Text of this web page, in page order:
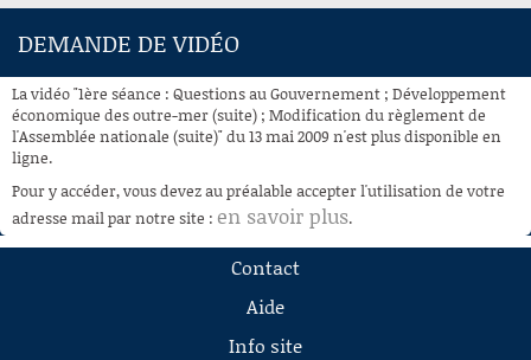
ACCUEIL
À LA DEMANDE
RECHERCHE
AIDE À LA DÉCOUPE
DE VIDÉOS
DEMANDE DE VIDÉO
La vidéo "1ère séance : Questions au Gouvernement ; Développement
économique des outre-mer (suite) ; Modification du règlement de
l'Assemblée nationale (suite)" du 13 mai 2009 n'est plus disponible en
ligne.
Pour y accéder, vous devez au préalable accepter l'utilisation de votre
adresse mail par notre site : en savoir plus.
Contact
Aide
Info site